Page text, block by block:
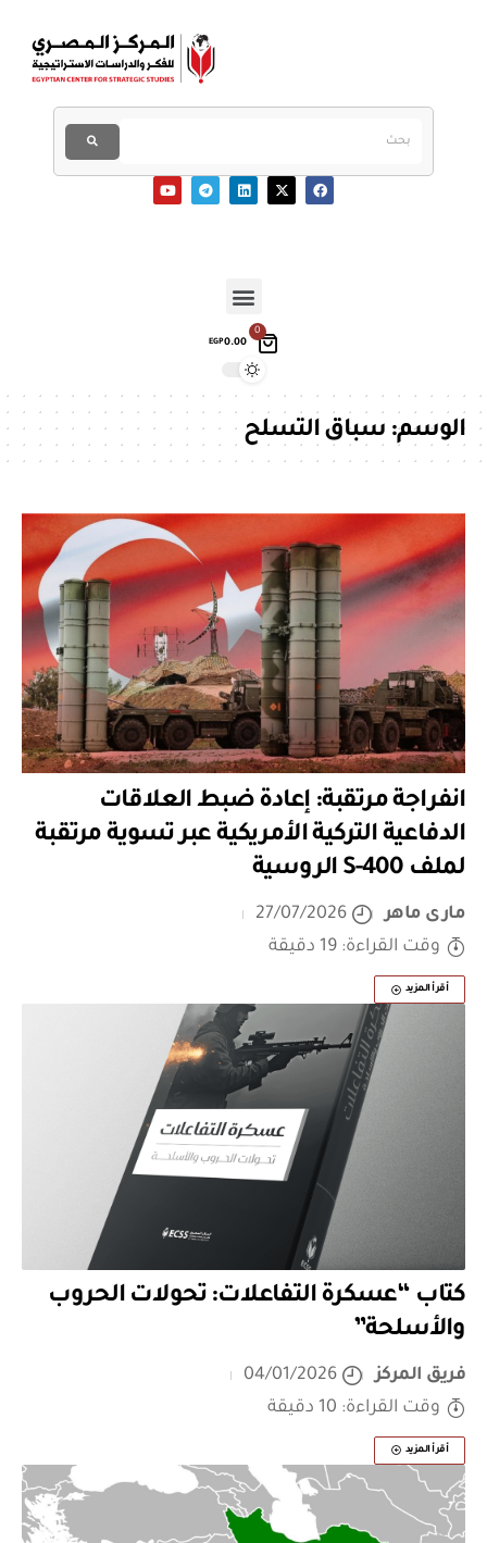
0
EGP0.00
الوسم:سباق التسلح
انفراجة مرتقبة: إعادة ضبط العلاقات
الدفاعية التركية الأمريكية عبر تسوية مرتقبة
لملف S-400 الروسية
مارى ماهر
27/07/2026
وقت القراءة: 19 دقيقة
أقرأ المزيد
كتاب “عسكرة التفاعلات: تحولات الحروب
والأسلحة”
فريق المركز
04/01/2026
وقت القراءة: 10 دقيقة
أقرأ المزيد